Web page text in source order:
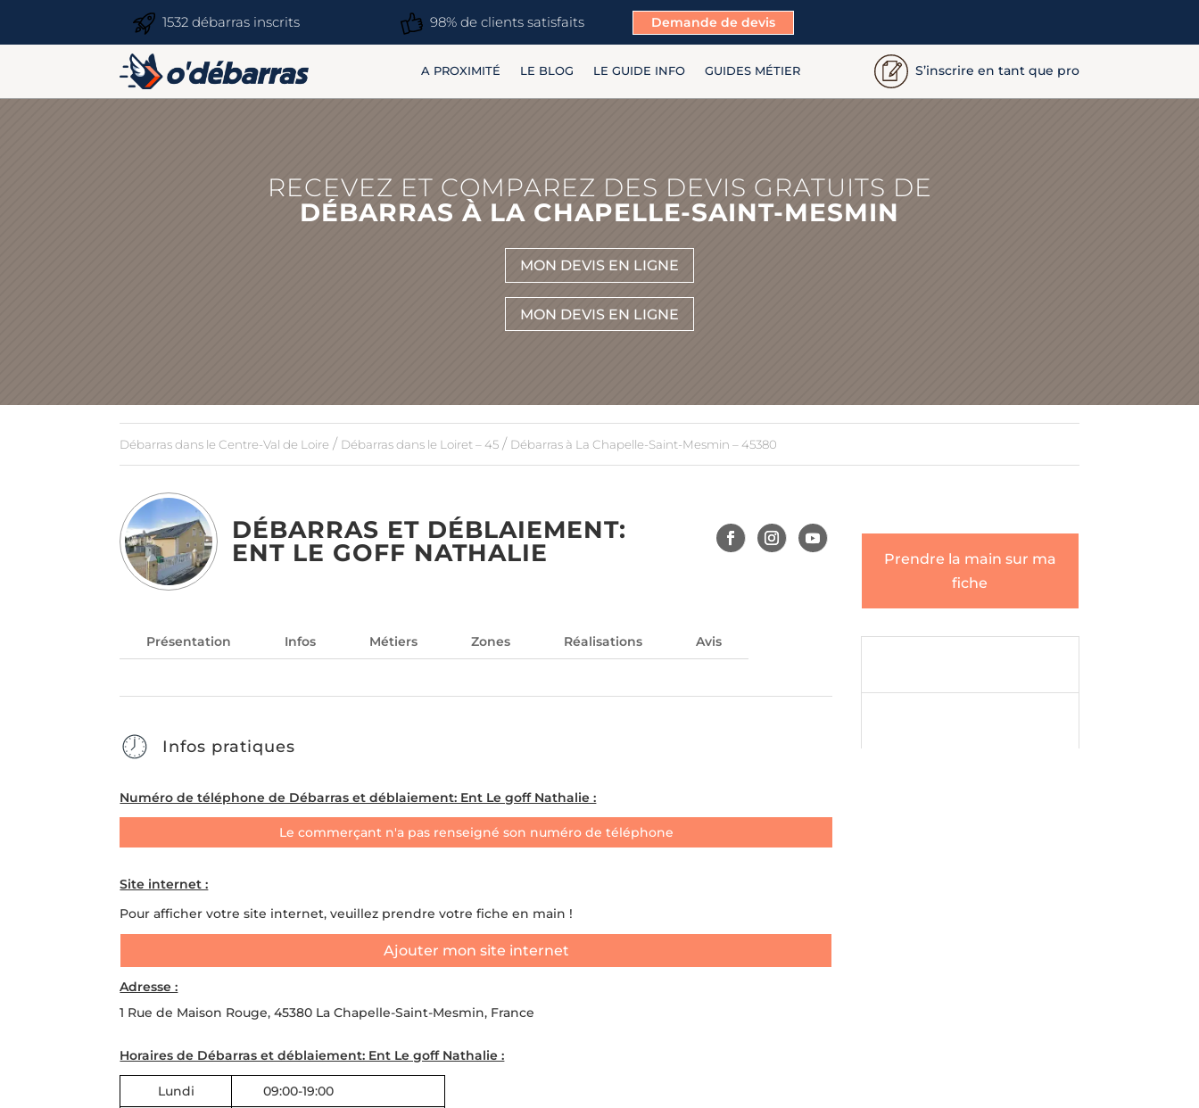
1532 débarras inscrits 98% de clients satisfaits Demande de devis
A PROXIMITÉ LE BLOG LE GUIDE INFO GUIDES MÉTIER S’inscrire en tant que pro
RECEVEZ ET COMPAREZ DES DEVIS GRATUITS DE
DÉBARRAS À LA CHAPELLE-SAINT-MESMIN
MON DEVIS EN LIGNE
MON DEVIS EN LIGNE
Débarras dans le Centre-Val de Loire / Débarras dans le Loiret – 45 / Débarras à La Chapelle-Saint-Mesmin – 45380
DÉBARRAS ET DÉBLAIEMENT:
ENT LE GOFF NATHALIE
Présentation Infos Métiers Zones Réalisations Avis
Infos pratiques
Numéro de téléphone de Débarras et déblaiement: Ent Le goff Nathalie :
Le commerçant n'a pas renseigné son numéro de téléphone
Site internet :
Pour afficher votre site internet, veuillez prendre votre fiche en main !
Ajouter mon site internet
Adresse :
1 Rue de Maison Rouge, 45380 La Chapelle-Saint-Mesmin, France
Horaires de Débarras et déblaiement: Ent Le goff Nathalie :
Lundi
09:00-19:00
Prendre la main sur ma
fiche